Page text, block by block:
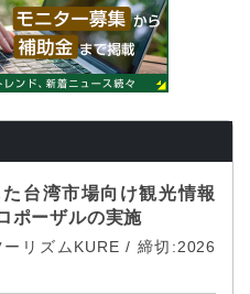
台湾市場向け観光情報
ポーザルの実施
リズムKURE / 締切:2026